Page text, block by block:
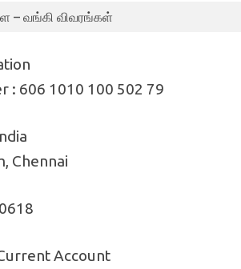
– வங்கி விவரங்கள்
: 606 1010 100 502 79
Chennai
Account